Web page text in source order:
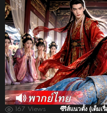
167 Views ซีรีส์แนวตั้ง (เต็มเรื่